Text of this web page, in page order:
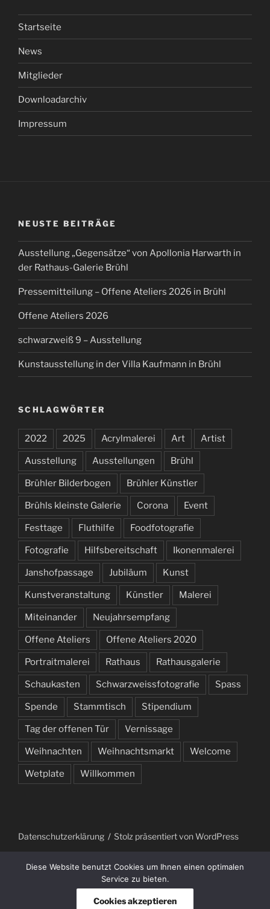
Startseite
News
Mitglieder
Downloadarchiv
Impressum
NEUSTE BEITRÄGE
Ausstellung „Gegensätze“ von Apollonia Harwarth in
der Rathaus-Galerie Brühl
Pressemitteilung – Offene Ateliers 2026 in Brühl
Offene Ateliers 2026
schwarzweiß 9 – Ausstellung
Kunstausstellung in der Villa Kaufmann in Brühl
SCHLAGWÖRTER
2022 2025 Acrylmalerei Art Artist
Ausstellung Ausstellungen Brühl
Brühler Bilderbogen Brühler Künstler
Brühls kleinste Galerie Corona Event
Festtage Fluthilfe Foodfotografie
Fotografie Hilfsbereitschaft Ikonenmalerei
Janshofpassage Jubiläum Kunst
Kunstveranstaltung Künstler Malerei
Miteinander Neujahrsempfang
Offene Ateliers Offene Ateliers 2020
Portraitmalerei Rathaus Rathausgalerie
Schaukasten Schwarzweissfotografie Spass
Spende Stammtisch Stipendium
Tag der offenen Tür Vernissage
Weihnachten Weihnachtsmarkt Welcome
Wetplate Willkommen
Datenschutzerklärung Stolz präsentiert von WordPress
Diese Website benutzt Cookies um Ihnen einen optimalen
Service zu bieten.
Cookies akzeptieren